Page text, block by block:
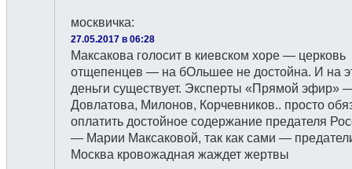
москвичка:
27.05.2017 в 06:28
Максакова голосит в киевском хоре — церковь
отщепенцев — на бОльшее не достойна. И на
деньги существует. Эксперты «Прямой эфир»
Довлатова, Милонов, Корчевников.. просто
оплатить достойное содержание предателя
— Марии Максаковой, так как сами —
Москва кровожадная жаждет жертвы